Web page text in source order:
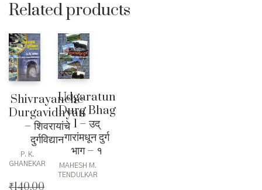
₹450.00.
is:
₹400.00.
Related products
Shivrayanche
Durgavidnyan
– शिवरायांचे
दुर्गविद्यान
P. K.
GHANEKAR
₹140.00
Udgaratun
Durg Bhag
1 – उद्
गारांमधून दुर्ग
भाग – १
MAHESH M.
TENDULKAR